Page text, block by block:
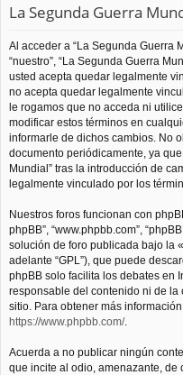
La Segunda Guerra
Al acceder a “La Segunda Guerra
“nuestro”, “La Segunda Guerra
usted acepta quedar legalmente
no acepta quedar legalmente
le rogamos que no acceda ni
modificar estos términos en
informarle de dichos cambios. No
documento periódicamente, ya
Mundial” tras la introducción de
legalmente vinculado por los
Nuestros foros funcionan con
phpBB”, “www.phpbb.com”,
solución de foro publicada bajo la «
adelante “GPL”), que puede
phpBB solo facilita los debates en
responsable del contenido ni de
sitio. Para obtener más
https://www.phpbb.com/.
Acuerda a no publicar ningún
que incite al odio, amenazante,